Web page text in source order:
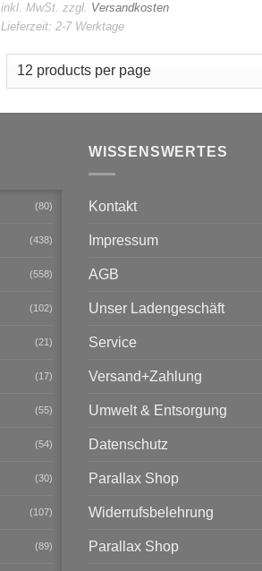
inkl. MwSt. zzgl. Versandkosten
Lieferzeit:2-7 Werktage
(80)
(438)
(558)
(102)
(21)
(17)
(55)
(54)
(30)
(107)
(89)
WISSENSWERTES
Kontakt
Impressum
AGB
Unser Ladengeschäft
Service
Versand+Zahlung
Umwelt & Entsorgung
Datenschutz
Parallax Shop
Widerrufsbelehrung
Parallax Shop